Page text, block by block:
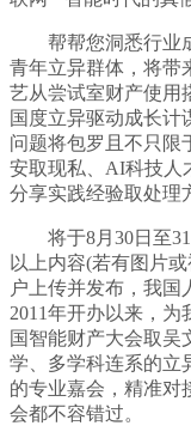
帮帮您洞悉行业成
青年立异群体，将带
艺从尝试室财产使用
国度立异驱动成长计
问题将包罗且不只限
安取现私、AI科技人
分享实践经验取处理
将于8月30日至31
以上内容(若有图片
户上传并发布，我国
2011年开办以来，为
国智能财产大会取吴
学、多学科连系的立
的专业嘉会，精准对
会都不容错过。